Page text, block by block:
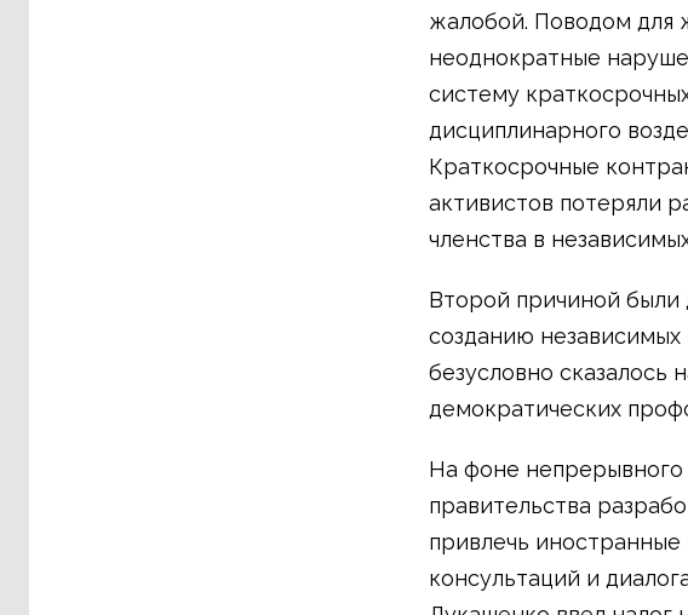
жалобой. Поводом для
неоднократные
систему
дисциплинарного
Краткосрочные
активистов потеряли
членства в
Второй причиной были
созданию
безусловно сказалось
демократических
На фоне непрерывного
правительства
привлечь
консультаций и